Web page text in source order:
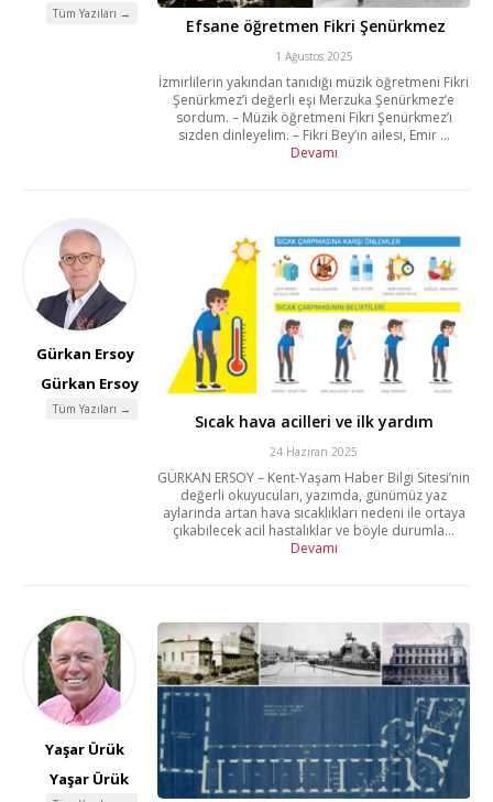
Tüm Yazıları →
Efsane öğretmen Fikri Şenürkmez
1 Ağustos 2025
İzmirlilerin yakından tanıdığı müzik öğretmeni Fikri
Şenürkmez’i değerli eşi Merzuka Şenürkmez’e
sordum. – Müzik öğretmeni Fikri Şenürkmez’i
sizden dinleyelim. – Fikri Bey’in ailesi, Emir ...
Devamı
Gürkan Ersoy
Gürkan Ersoy
Tüm Yazıları →
Sıcak hava acilleri ve ilk yardım
24 Haziran 2025
GÜRKAN ERSOY – Kent-Yaşam Haber Bilgi Sitesi’nin
değerli okuyucuları, yazımda, günümüz yaz
aylarında artan hava sıcaklıkları nedeni ile ortaya
çıkabilecek acil hastalıklar ve böyle durumla...
Devamı
Yaşar Ürük
Yaşar Ürük